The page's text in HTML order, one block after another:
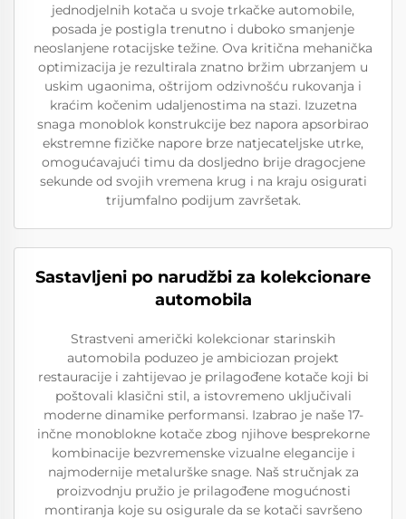
jednodjelnih kotača u svoje trkačke automobile,
posada je postigla trenutno i duboko smanjenje
neoslanjene rotacijske težine. Ova kritična mehanička
optimizacija je rezultirala znatno bržim ubrzanjem u
uskim ugaonima, oštrijom odzivnošću rukovanja i
kraćim kočenim udaljenostima na stazi. Izuzetna
snaga monoblok konstrukcije bez napora apsorbirao
ekstremne fizičke napore brze natjecateljske utrke,
omogućavajući timu da dosljedno brije dragocjene
sekunde od svojih vremena krug i na kraju osigurati
trijumfalno podijum završetak.
Sastavljeni po narudžbi za kolekcionare
automobila
Strastveni američki kolekcionar starinskih
automobila poduzeo je ambiciozan projekt
restauracije i zahtijevao je prilagođene kotače koji bi
poštovali klasični stil, a istovremeno uključivali
moderne dinamike performansi. Izabrao je naše 17-
inčne monoblokne kotače zbog njihove besprekorne
kombinacije bezvremenske vizualne elegancije i
najmodernije metalurške snage. Naš stručnjak za
proizvodnju pružio je prilagođene mogućnosti
montiranja koje su osigurale da se kotači savršeno